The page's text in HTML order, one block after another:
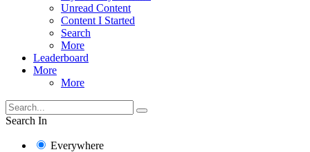
Unread Content
Content I Started
Search
More
Leaderboard
More
More
Search In
Everywhere